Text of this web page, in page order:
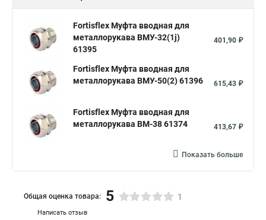
Fortisflex Муфта вводная для
металлорукава ВМУ-32(1ј)
61395
401,90 ₽
Fortisflex Муфта вводная для
металлорукава ВМУ-50(2) 61396
615,43 ₽
Fortisflex Муфта вводная для
металлорукава ВМ-38 61374
413,67 ₽
Показать больше
Написать отзыв
Общая оценка товара: 5 1